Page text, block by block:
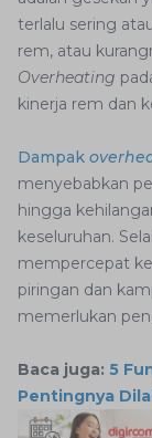
terlalu sering
rem, atau
Overheating
kinerja rem dan
Dampak
menyebabkan
hingga
keseluruhan.
mempercepat
piringan dan
memerlukan
Baca juga: 5
Pentingnya